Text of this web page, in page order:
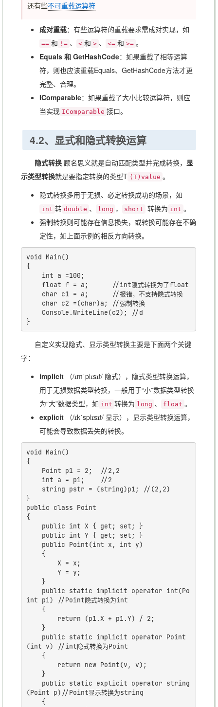
还有些不可重载运算符
成对重载：有些运算符的重载要求需成对实现，如
== 和 != 、 < 和 > 、 <= 和 >= 。
Equals 和 GetHashCode：如果重载了相等运算
符，则也应该重载Equals、GetHashCode方法才更
完整、合理。
IComparable：如果重载了大小比较运算符，则应
当实现 IComparable 接口。
4.2、显式和隐式转换运算
隐式转换 顾名思义就是自动匹配类型并完成转换， 显
示类型转换就是要指定转换的类型T (T)value 。
隐式转换多用于无损、必定转换成功的场景，如
int 转 double 、 long ， short 转换为 int 。
强制转换则可能存在信息损失，或转换可能存在不确
定性，如上面示例的相反方向转换。
void Main()
{
自定义实现隐式、显示类型转换主要是下面两个关键
字：
implicit （/ɪmˈplɪsɪt/ 隐式），隐式类型转换运算，
用于无损数据类型转换，一般用于“小”数据类型转换
为“大”数据类型，如 int 转换为 long 、 float 。
explicit （/ɪkˈsplɪsɪt/ 显示），显示类型转换运算，
可能会导致数据丢失的转换。
void Main()
{
}
public class Point
{
int p1) //Point隐式转换为int
(int v) //int隐式转换为Point
(Point p)//Point显示转换为string